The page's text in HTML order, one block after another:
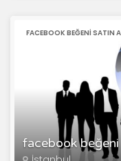
facebook beğeni
FACEBOOK BEĞENI SATIN